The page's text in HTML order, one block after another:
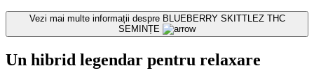
Vezi mai multe informații despre BLUEBERRY SKITTLEZ THC
SEMINȚE
Un hibrid legendar pentru relaxare